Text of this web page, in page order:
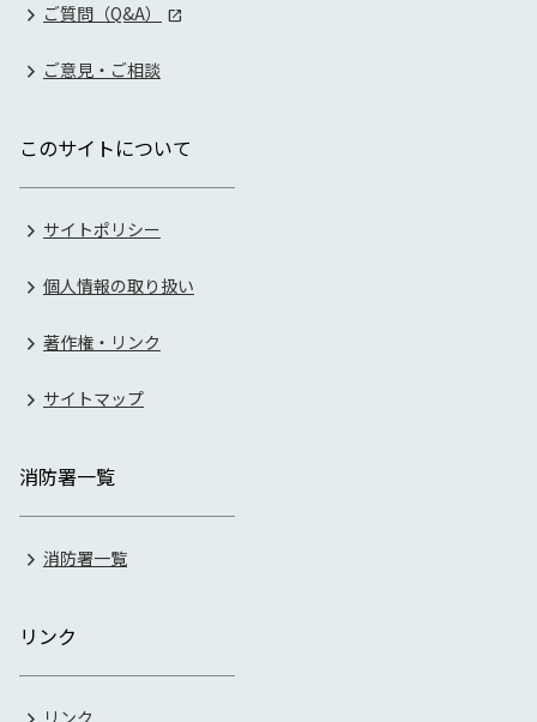
ご質問（Q&A）
ご意見・ご相談
このサイトについて
サイトポリシー
個人情報の取り扱い
著作権・リンク
サイトマップ
消防署一覧
消防署一覧
リンク